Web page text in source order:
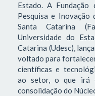
Estado. A Fundação
Pesquisa e Inovação
Santa Catarina
Universidade do
Catarina (Udesc),
voltado para
científicas e
ao setor, o que irá
consolidação do